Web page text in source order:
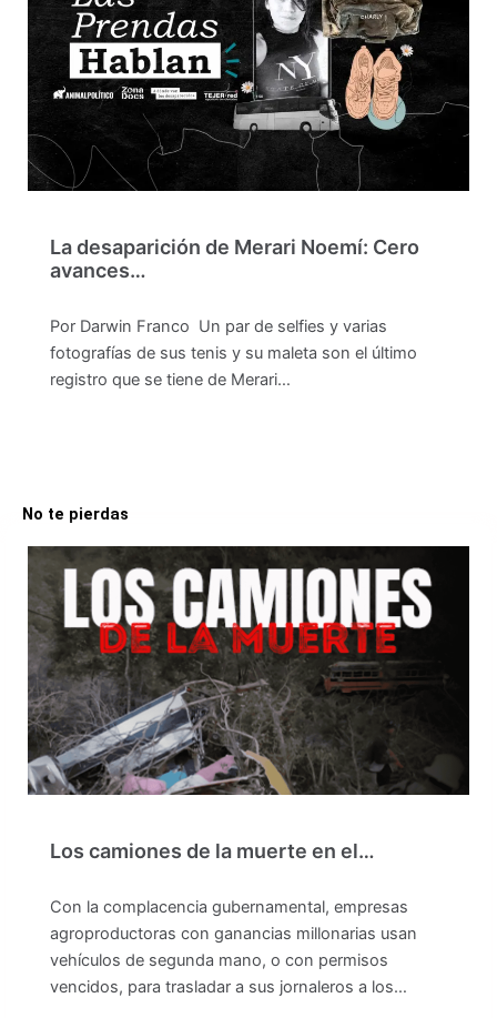
La desaparición de Merari Noemí: Cero
avances…
Por Darwin Franco Un par de selfies y varias
fotografías de sus tenis y su maleta son el último
registro que se tiene de Merari…
No te pierdas
Los camiones de la muerte en el…
Con la complacencia gubernamental, empresas
agroproductoras con ganancias millonarias usan
vehículos de segunda mano, o con permisos
vencidos, para trasladar a sus jornaleros a los…